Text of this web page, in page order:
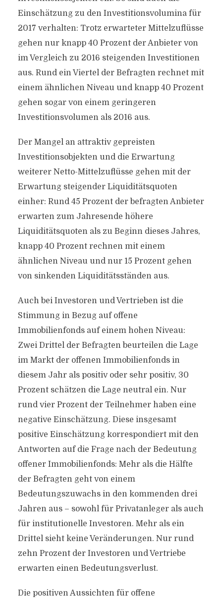
Einschätzung zu den Investitionsvolumina für
2017 verhalten: Trotz erwarteter Mittelzuflüsse
gehen nur knapp 40 Prozent der Anbieter von
im Vergleich zu 2016 steigenden Investitionen
aus. Rund ein Viertel der Befragten rechnet mit
einem ähnlichen Niveau und knapp 40 Prozent
gehen sogar von einem geringeren
Investitionsvolumen als 2016 aus.
Der Mangel an attraktiv gepreisten
Investitionsobjekten und die Erwartung
weiterer Netto-Mittelzuflüsse gehen mit der
Erwartung steigender Liquiditätsquoten
einher: Rund 45 Prozent der befragten Anbieter
erwarten zum Jahresende höhere
Liquiditätsquoten als zu Beginn dieses Jahres,
knapp 40 Prozent rechnen mit einem
ähnlichen Niveau und nur 15 Prozent gehen
von sinkenden Liquiditätsständen aus.
Auch bei Investoren und Vertrieben ist die
Stimmung in Bezug auf offene
Immobilienfonds auf einem hohen Niveau:
Zwei Drittel der Befragten beurteilen die Lage
im Markt der offenen Immobilienfonds in
diesem Jahr als positiv oder sehr positiv, 30
Prozent schätzen die Lage neutral ein. Nur
rund vier Prozent der Teilnehmer haben eine
negative Einschätzung. Diese insgesamt
positive Einschätzung korrespondiert mit den
Antworten auf die Frage nach der Bedeutung
offener Immobilienfonds: Mehr als die Hälfte
der Befragten geht von einem
Bedeutungszuwachs in den kommenden drei
Jahren aus – sowohl für Privatanleger als auch
für institutionelle Investoren. Mehr als ein
Drittel sieht keine Veränderungen. Nur rund
zehn Prozent der Investoren und Vertriebe
erwarten einen Bedeutungsverlust.
Die positiven Aussichten für offene